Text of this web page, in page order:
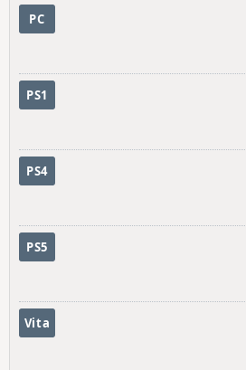
PC
PS1
PS4
PS5
Vita